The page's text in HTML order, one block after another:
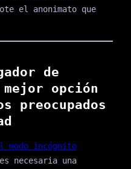
el anonimato que
de
opción
preocupados
modo incógnito
necesaria una